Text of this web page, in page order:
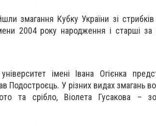
змагання Кубку України зі стрибків
2004 року народження і старші
імені Івана Огієнка
Подостроєць. У різних видах змагань
та срібло, Віолета Гусакова –